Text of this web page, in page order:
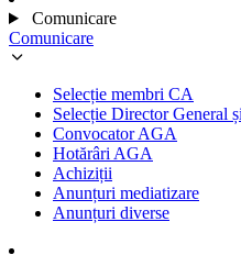
Comunicare
Comunicare
Selecție membri CA
Selecție Director General
Convocator AGA
Hotărâri AGA
Achiziții
Anunțuri mediatizare
Anunțuri diverse